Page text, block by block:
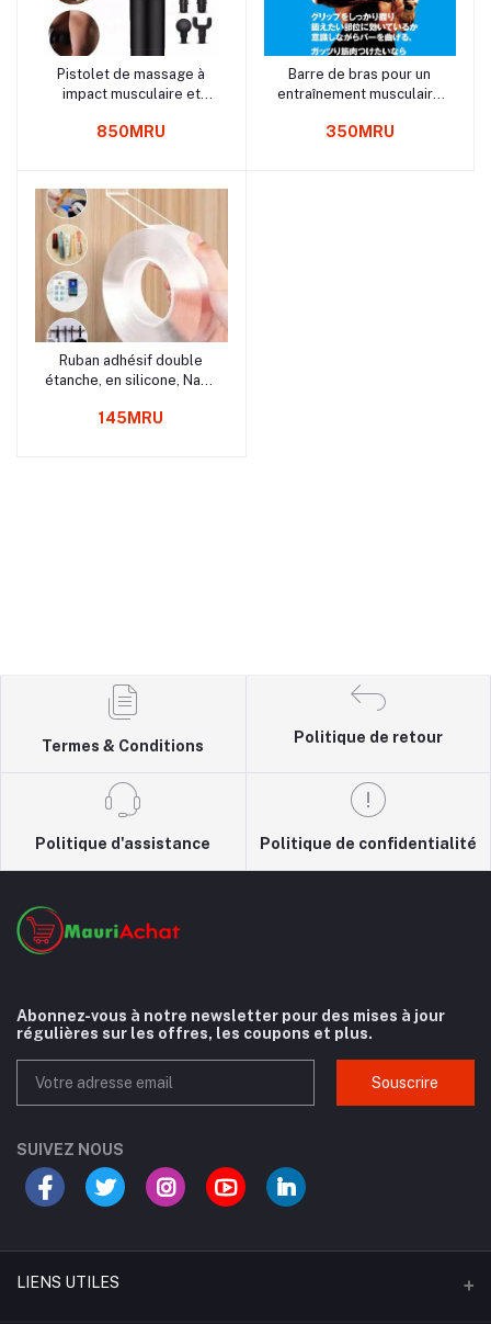
Panier
Pistolet de massage à
impact musculaire et
musculaire à faible bruit
850MRU
Panier
Barre de bras pour un
entraînement musculaire
350MRU
Panier
Ruban adhésif double
étanche, en silicone, Nano
Transparent, L3 M
145MRU
Termes & Conditions
Politique de retour
Politique d'assistance Politique de confidentialité
Abonnez-vous à notre newsletter pour des mises à jour
régulières sur les offres, les coupons et plus.
Souscrire
SUIVEZ NOUS
LIENS UTILES